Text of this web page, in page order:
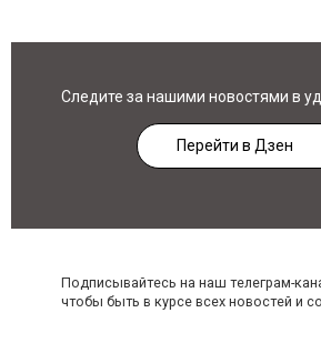
Следите за нашими новостями в
Перейти в Дзен
Подписывайтесь на наш телеграм-
чтобы быть в курсе всех новостей и